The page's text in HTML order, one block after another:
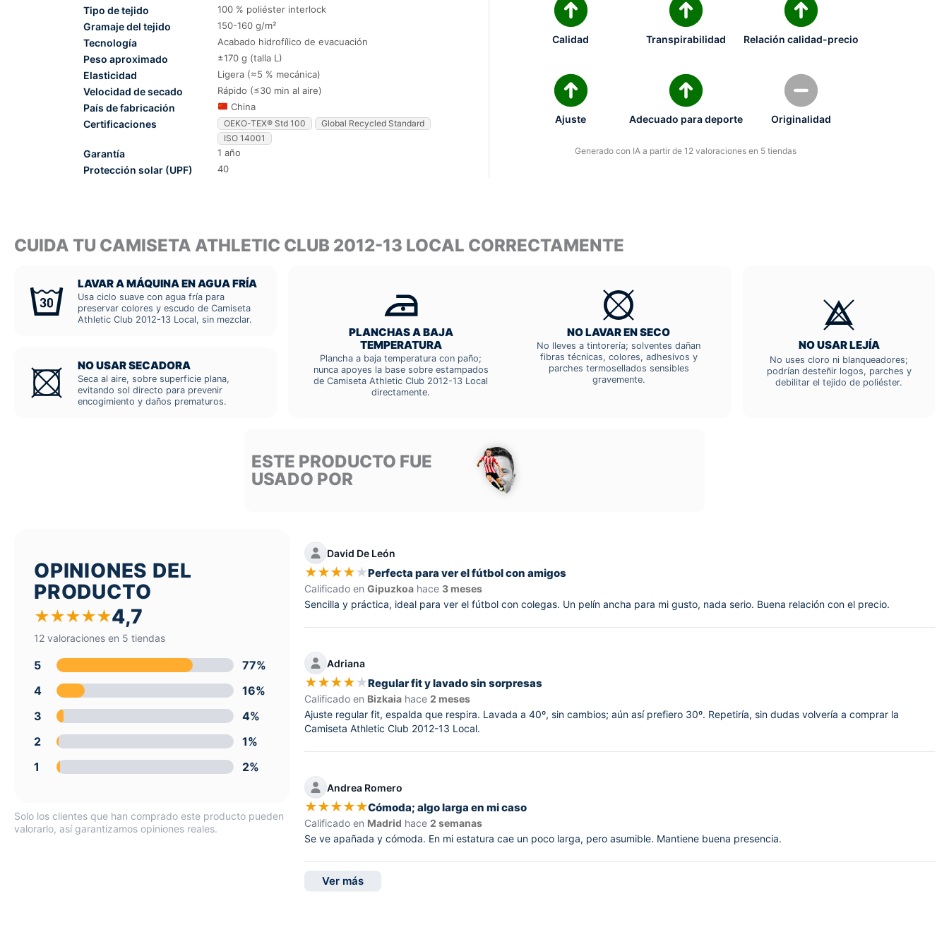
Tipo de tejido 100 % poliéster interlock
Gramaje del tejido 150-160 g/m²
Tecnología Acabado hidrofílico de evacuación
Peso aproximado ±170 g (talla L)
Elasticidad Ligera (≈5 % mecánica)
Velocidad de secado Rápido (≤30 min al aire)
País de fabricación China
Certificaciones OEKO-TEX® Std 100
Global Recycled Standard
ISO 14001
Garantía 1 año
Protección solar (UPF) 40
Calidad Transpirabilidad Relación calidad-precio
Ajuste Adecuado para deporte Originalidad
Generado con IA a partir de 12 valoraciones en 5 tiendas
CUIDA TU CAMISETA ATHLETIC CLUB 2012-13 LOCAL CORRECTAMENTE
LAVAR A MÁQUINA EN AGUA FRÍA
Usa ciclo suave con agua fría para
preservar colores y escudo de Camiseta
Athletic Club 2012-13 Local, sin mezclar.
NO USAR SECADORA
Seca al aire, sobre superficie plana,
evitando sol directo para prevenir
encogimiento y daños prematuros.
PLANCHAS A BAJA
TEMPERATURA
Plancha a baja temperatura con paño;
nunca apoyes la base sobre estampados
de Camiseta Athletic Club 2012-13 Local
directamente.
NO LAVAR EN SECO
No lleves a tintorería; solventes dañan
fibras técnicas, colores, adhesivos y
parches termosellados sensibles
gravemente.
NO USAR LEJÍA
No uses cloro ni blanqueadores;
podrían desteñir logos, parches y
debilitar el tejido de poliéster.
ESTE PRODUCTO FUE
USADO POR
OPINIONES DEL
PRODUCTO
★★★★★4,7
12 valoraciones en 5 tiendas
5
77%
4
16%
3
4%
2
1%
1
2%
Solo los clientes que han comprado este producto pueden
valorarlo, así garantizamos opiniones reales.
David De León
★★★★★Perfecta para ver el fútbol con amigos
Calificado enGipuzkoa hace 3 meses
Sencilla y práctica, ideal para ver el fútbol con colegas. Un pelín ancha para mi gusto, nada serio. Buena relación con el precio.
Adriana
★★★★★Regular fit y lavado sin sorpresas
Calificado en Bizkaia hace2 meses
Ajuste regular fit, espalda que respira. Lavada a 40º, sin cambios; aún así prefiero 30º. Repetiría, sin dudas volvería a comprar la
Camiseta Athletic Club 2012-13 Local.
Andrea Romero
★★★★★Cómoda; algo larga en mi caso
Calificado en Madrid hace2 semanas
Se ve apañada y cómoda. En mi estatura cae un poco larga, pero asumible. Mantiene buena presencia.
Ver más